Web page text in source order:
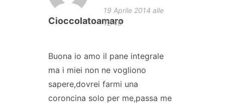
Cioccolatoamaro
19 Aprile 2014 alle
12:46
Buona io amo il pane integrale
ma i miei non ne vogliono
sapere,dovrei farmi una
coroncina solo per me,passa me